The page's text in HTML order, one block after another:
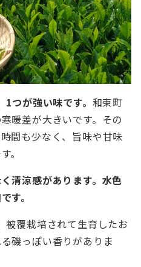
つが強い味です。 和束町
暖差が大きいです。その
間も少なく、旨味や甘味
。
清涼感があります。水色
す。
被覆栽培されて生育したお
磯っぽい香りがありま